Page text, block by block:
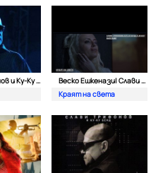
Слави Трифонов и Ку-Kу Бенд
Веско Ешкенази| Слави Трифнов и Ку-Ку Бенд
Краят на света